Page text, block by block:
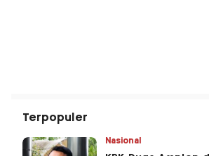
Terpopuler
Nasional